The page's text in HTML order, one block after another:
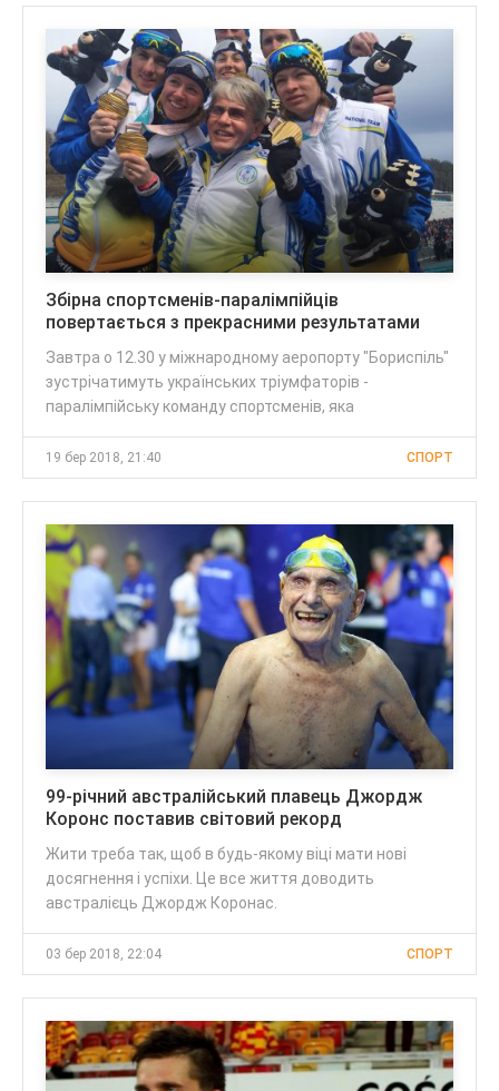
Збірна спортсменів-паралімпійців
повертається з прекрасними результатами
Завтра о 12.30 у міжнародному аеропорту "Бориспіль"
зустрічатимуть українських тріумфаторів -
паралімпійську команду спортсменів, яка
19 бер 2018, 21:40 СПОРТ
99-річний австралійський плавець Джордж
Коронс поставив світовий рекорд
Жити треба так, щоб в будь-якому віці мати нові
досягнення і успіхи. Це все життя доводить
австралієць Джордж Коронас.
03 бер 2018, 22:04 СПОРТ